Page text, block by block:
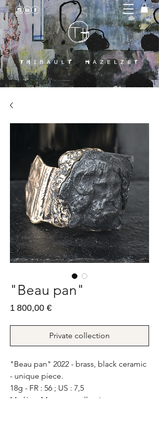
"Beau pan"
1 800,00 €Prix
Private collection
"Beau pan" 2022 - brass, black ceramic
- unique piece.
18g - FR : 56 ; US : 7,5
Marlène Mocquet collection